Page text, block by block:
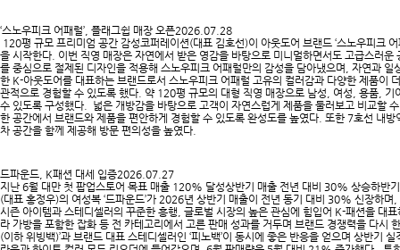
‘스노우피크 어패럴’, 플래그쉽 매장 오픈2026.07.28
120평 규모 프리미엄 공간 감성코퍼레이션(대표 김호선)이 아웃도어 브랜드 ‘스노우피크
을 시작한다. 이번 직영 매장은 자연에서 받은 영감을 바탕으로 미니멀하면서도 고급스러
를 중심으로 절제된 디자인을 적용해 스노우피크 어패럴만의 감성을 담아냈으며, 자연과
한 K-아웃도어를 대표하는 브랜드로서 스노우피크 어패럴 고유의 컬러감과 다양한 제품이
관적으로 경험할 수 있도록 했다. 약 120평 규모의 대형 직영 매장으로 남성, 여성, 용품,
수 있도록 구성했다. 넓은 개방감을 바탕으로 고객이 자연스럽게 제품을 둘러보고 비교할
한 공간에서 브랜드와 제품을 편안하게 경험할 수 있도록 완성도를 높였다. 또한 7호선 내
차 공간을 함께 제공해 방문 편의성을 높였다. ​
드파운드, K패션 대세 입증2026.07.27
지난 6월 대만 첫 팝업스토어 목표 매출 120% 달성상반기 매출 전년 대비 30% 상승하반
(대표 홍정우)의 여성복 ‘드파운드’가 2026년 상반기 매출이 전년 동기 대비 30% 신장하
시즌 아이템과 스테디셀러의 꾸준한 흥행, 글로벌 시장의 높은 관심에 힘입어 K-패션을 대
라 가방을 포함한 잡화 등 전 카테고리에서 고른 판매 성과를 거두며 브랜드 경쟁력을 다시
(이하 위빙백)’​과 브랜드 대표 스테디셀러인 ‘피노백’이 동시에 좋은 반응을 얻으며 상반기